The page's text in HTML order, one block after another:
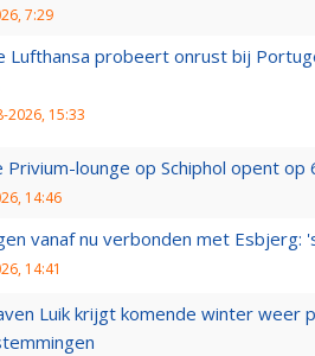
7:29
Lufthansa probeert onrust bij
2026, 15:33
Privium-lounge op Schiphol opent op
14:46
vanaf nu verbonden met Esbjerg:
14:41
Luik krijgt komende winter weer